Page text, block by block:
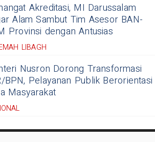
Akreditasi, MI Darussalam
Alam Sambut Tim Asesor BAN-
Provinsi dengan Antusias
LIBAGH
Nusron Dorong Transformasi
BPN, Pelayanan Publik Berorientasi
Masyarakat